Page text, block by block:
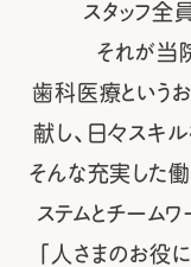
スタッフ全
それが当
歯科医療という
献し、日々スキ
そんな充実した
ステムとチームワ
「人さまのお役